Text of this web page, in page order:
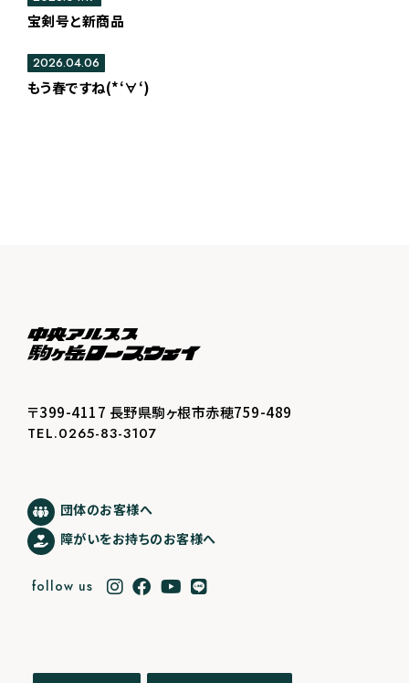
宝剣号と新商品
もう春ですね(*‘∀‘)
2026.04.06
〒399-4117 長野県駒ヶ根市赤穂759-489
TEL.0265-83-3107
団体のお客様へ
障がいをお持ちのお客様へ
follow us